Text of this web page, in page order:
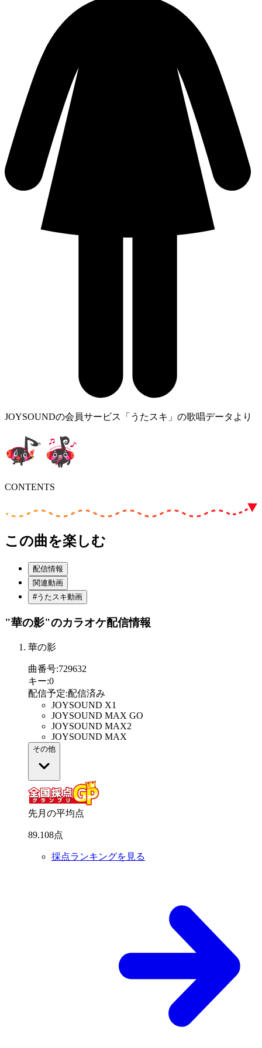
JOYSOUNDの会員サービス「うたスキ」の歌唱データより
CONTENTS
この曲を楽しむ
配信情報
関連動画
#うたスキ動画
"華の影"のカラオケ配信情報
華の影
曲番号:729632
キー:0
配信予定:配信済み
JOYSOUND X1
JOYSOUND MAX GO
JOYSOUND MAX2
JOYSOUND MAX
その他
先月の平均点
89.108点
採点ランキングを見る